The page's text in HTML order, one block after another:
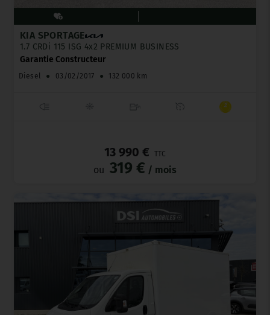
KIA SPORTAGE
1.7 CRDi 115 ISG 4x2 PREMIUM BUSINESS
Garantie Constructeur
Diesel ● 03/02/2017 ● 132 000 km
13 990 € TTC
ou 319 € / mois